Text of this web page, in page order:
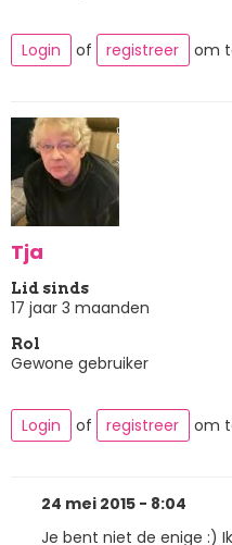
Login of registreer om
Tja
Lid sinds
17 jaar 3 maanden
Rol
Gewone gebruiker
Login of registreer om
24 mei 2015 - 8:04
Je bent niet de enige :) Ik